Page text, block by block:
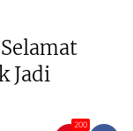
Jadi
200